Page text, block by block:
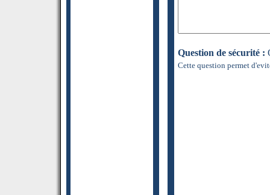
Question de sécurité :
Cette question permet